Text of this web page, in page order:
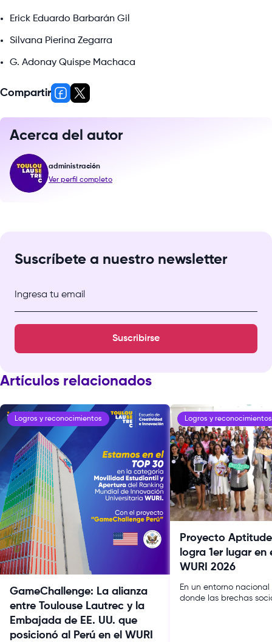
Erick Eduardo Barbarán Gil
Silvana Pierina Zegarra
G. Adonay Quispe Machaca
Compartir
Acerca del autor
administración
Ver perfil completo
Suscríbete a nuestro newsletter
Ingresa tu email
Suscribirse
Artículos relacionados
Logros y reconocimientos
GameChallenge: La alianza
entre Toulouse Lautrec y la
Embajada de EE. UU. que
posicionó al Perú en el WURI
Logros y reconocimientos
Proyecto
logra 1er lugar en
WURI 2026
En un entorno nacional
donde las brechas